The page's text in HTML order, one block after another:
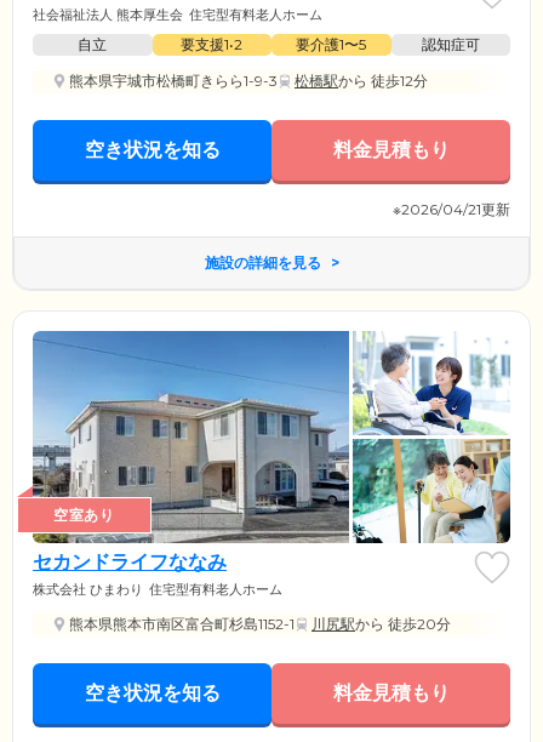
社会福祉法人 熊本厚生会 住宅型有料老人ホーム
自立 要支援1•2 要介護1〜5
認知症可
熊本県宇城市松橋町きらら1-9-3
松橋駅から 徒歩12分
空き状況を知る 料金見積もり
※2026/04/21更新
施設の詳細を見る
空室あり
セカンドライフななみ
株式会社 ひまわり 住宅型有料老人ホーム
熊本県熊本市南区富合町杉島1152-1 川尻駅から 徒歩20分
空き状況を知る 料金見積もり